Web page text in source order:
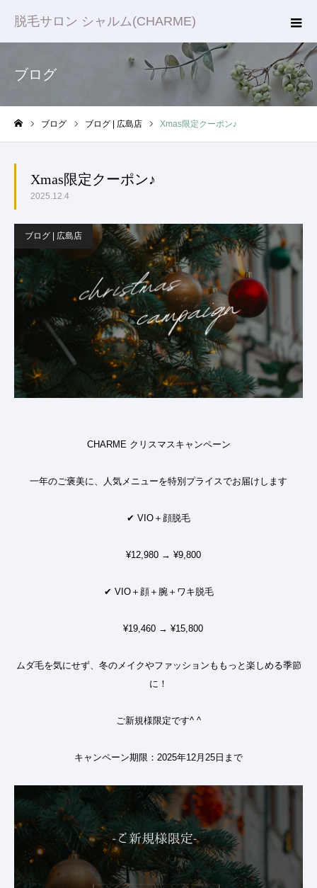
脱毛サロン シャルム(CHARME)
ブログ
ブログ ブログ | 広島店 Xmas限定クーポン♪
Xmas限定クーポン♪
2025.12.4
ブログ | 広島店
CHARME クリスマスキャンペーン
一年のご褒美に、人気メニューを特別プライスでお届けします
✔ VIO＋顔脱毛
¥12,980 → ¥9,800
✔ VIO＋顔＋腕＋ワキ脱毛
¥19,460 → ¥15,800
ムダ毛を気にせず、冬のメイクやファッションももっと楽しめる季節
に ！
ご新規様限定です^ ^
キャンペーン期限：2025年12月25日まで